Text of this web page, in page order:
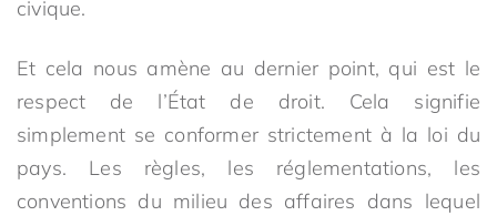
civique.
Et cela nous amène au dernier point, qui est le
respect de l’État de droit. Cela signifie
simplement se conformer strictement à la loi du
pays. Les règles, les réglementations, les
conventions du milieu des affaires dans lequel